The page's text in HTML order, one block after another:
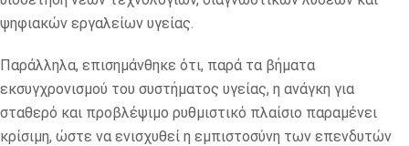
ψηφιακών εργαλείων υγείας.
Παράλληλα, επισημάνθηκε ότι, παρά τα βήματα
εκσυγχρονισμού του συστήματος υγείας, η ανάγκη για
σταθερό και προβλέψιμο ρυθμιστικό πλαίσιο παραμένει
κρίσιμη, ώστε να ενισχυθεί η εμπιστοσύνη των επενδυτών